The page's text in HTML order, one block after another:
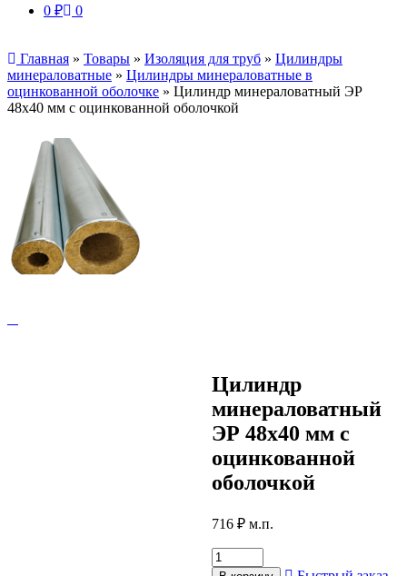
0 ₽ 0
Главная » Товары » Изоляция для труб » Цилиндры
минераловатные » Цилиндры минераловатные в
оцинкованной оболочке » Цилиндр минераловатный ЭР
48х40 мм с оцинкованной оболочкой
Цилиндр
минераловатный
ЭР 48х40 мм с
оцинкованной
оболочкой
716 ₽ м.п.